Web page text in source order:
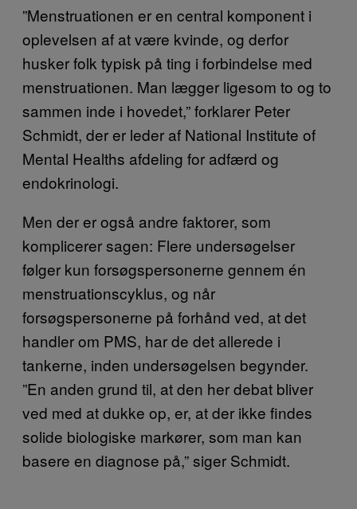
”Menstruationen er en central komponent i
oplevelsen af at være kvinde, og derfor
husker folk typisk på ting i forbindelse med
menstruationen. Man lægger ligesom to og to
sammen inde i hovedet,” forklarer Peter
Schmidt, der er leder af National Institute of
Mental Healths afdeling for adfærd og
endokrinologi.
Men der er også andre faktorer, som
komplicerer sagen: Flere undersøgelser
følger kun forsøgspersonerne gennem én
menstruationscyklus, og når
forsøgspersonerne på forhånd ved, at det
handler om PMS, har de det allerede i
tankerne, inden undersøgelsen begynder.
”En anden grund til, at den her debat bliver
ved med at dukke op, er, at der ikke findes
solide biologiske markører, som man kan
basere en diagnose på,” siger Schmidt.